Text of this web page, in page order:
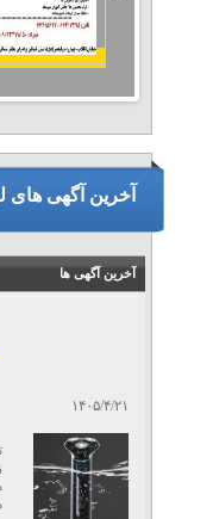
آخرین آگهی های
آخرین آگهی ها
۱۴۰۵/۴/۲۱